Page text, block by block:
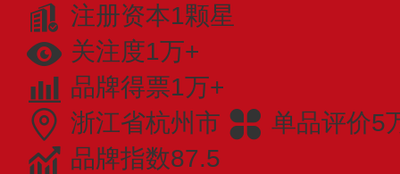
注册资本1颗星
关注度1万+
品牌得票1万+
浙江省杭州市
单品评价5
品牌指数87.5